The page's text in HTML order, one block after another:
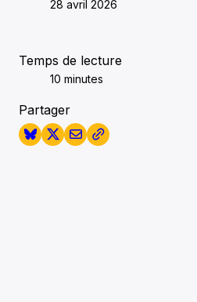
28 avril 2026
Temps de lecture
10 minutes
Partager